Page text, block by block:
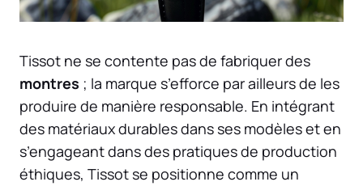
Tissot ne se contente pas de fabriquer des
montres ; la marque s’efforce par ailleurs de les
produire de manière responsable. En intégrant
des matériaux durables dans ses modèles et en
s’engageant dans des pratiques de production
éthiques, Tissot se positionne comme un